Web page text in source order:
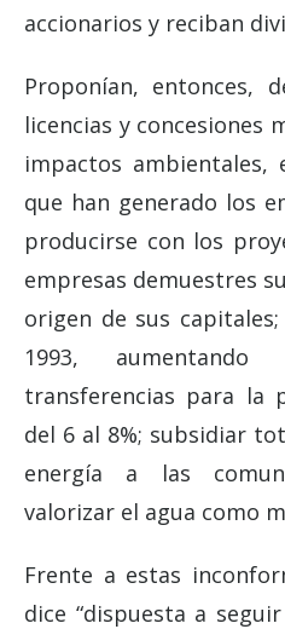
accionarios y reciban
Proponían, entonces,
licencias y concesiones
impactos ambientales,
que han generado los
producirse con los
empresas demuestres
origen de sus
1993,
transferencias para la
del 6 al 8%; subsidiar
energía a las
valorizar el agua como
Frente a estas
dice “dispuesta a